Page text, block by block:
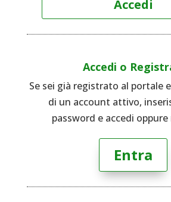
Accedi
Accedi o
Se sei già registrato al portale
di un account attivo,
password e accedi
Entra